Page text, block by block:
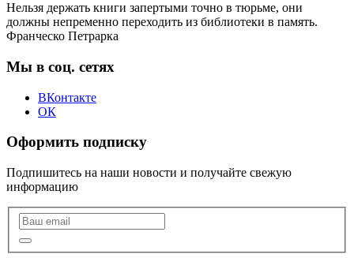
Нельзя держать книги запертыми точно в тюрьме, они
должны непременно переходить из библиотеки в память.
Франческо Петрарка
Мы в соц. сетях
ВКонтакте
ОК
Оформить подписку
Подпишитесь на наши новости и получайте свежую
информацию